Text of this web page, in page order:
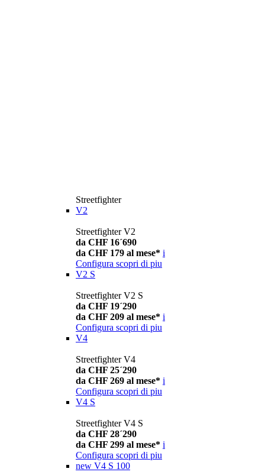
Streetfighter
V2
Streetfighter V2
da CHF 16´690
da CHF 179 al mese* i
Configura scopri di piu
V2 S
Streetfighter V2 S
da CHF 19´290
da CHF 209 al mese* i
Configura scopri di piu
V4
Streetfighter V4
da CHF 25´290
da CHF 269 al mese* i
Configura scopri di piu
V4 S
Streetfighter V4 S
da CHF 28´290
da CHF 299 al mese* i
Configura scopri di piu
new V4 S 100